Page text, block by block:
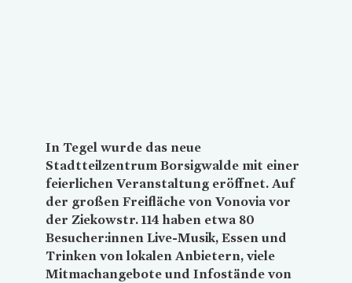
In Tegel wurde das neue
Stadtteilzentrum Borsigwalde mit einer
feierlichen Veranstaltung eröffnet. Auf
der großen Freifläche von Vonovia vor
der Ziekowstr. 114 haben etwa 80
Besucher:innen Live-Musik, Essen und
Trinken von lokalen Anbietern, viele
Mitmachangebote und Infostände von